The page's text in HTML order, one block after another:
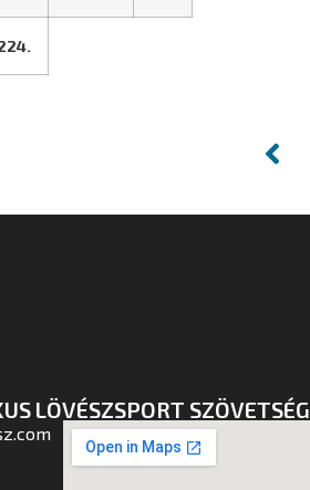
LÖVÉSZSPORT SZÖVETSÉG